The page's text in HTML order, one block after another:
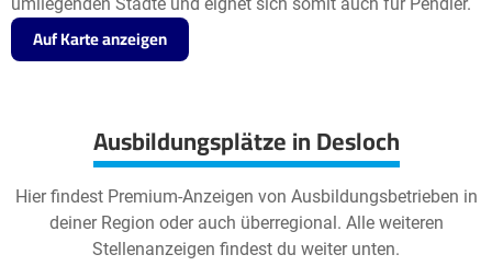
Auf Karte anzeigen
Ausbildungsplätze in Desloch
Hier findest Premium-Anzeigen von Ausbildungsbetrieben in
deiner Region oder auch überregional. Alle weiteren
Stellenanzeigen findest du weiter unten.